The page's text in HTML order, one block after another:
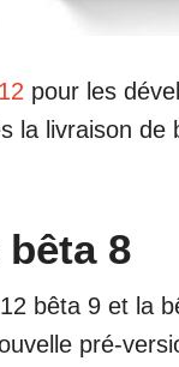
pour les
la livraison de
8
bêta 9 et la
pré-